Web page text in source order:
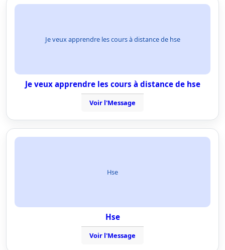
Je veux apprendre les cours à distance de hse
Je veux apprendre les cours à distance de hse
Voir l'Message
Hse
Hse
Voir l'Message